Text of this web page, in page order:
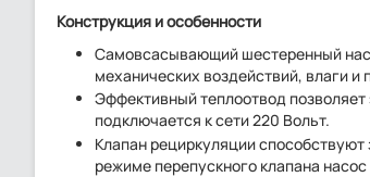
Конструкция и особенности
Самовсасывающий шестеренный
механических воздействий, влаги и
Эффективный теплоотвод
подключается к сети 220 Вольт.
Клапан рециркуляции
режиме перепускного клапана